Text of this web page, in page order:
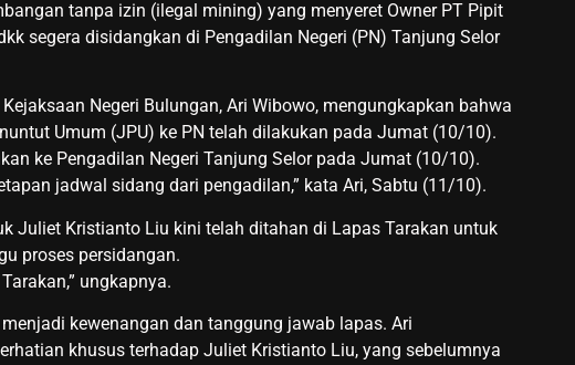
tanpa izin (ilegal mining) yang menyeret Owner PT Pipit
segera disidangkan di Pengadilan Negeri (PN) Tanjung Selor
Negeri Bulungan, Ari Wibowo, mengungkapkan bahwa
Umum (JPU) ke PN telah dilakukan pada Jumat (10/10).
ke Pengadilan Negeri Tanjung Selor pada Jumat (10/10).
jadwal sidang dari pengadilan,” kata Ari, Sabtu (11/10).
Juliet Kristianto Liu kini telah ditahan di Lapas Tarakan untuk
proses persidangan.
ungkapnya.
kewenangan dan tanggung jawab lapas. Ari
khusus terhadap Juliet Kristianto Liu, yang sebelumnya